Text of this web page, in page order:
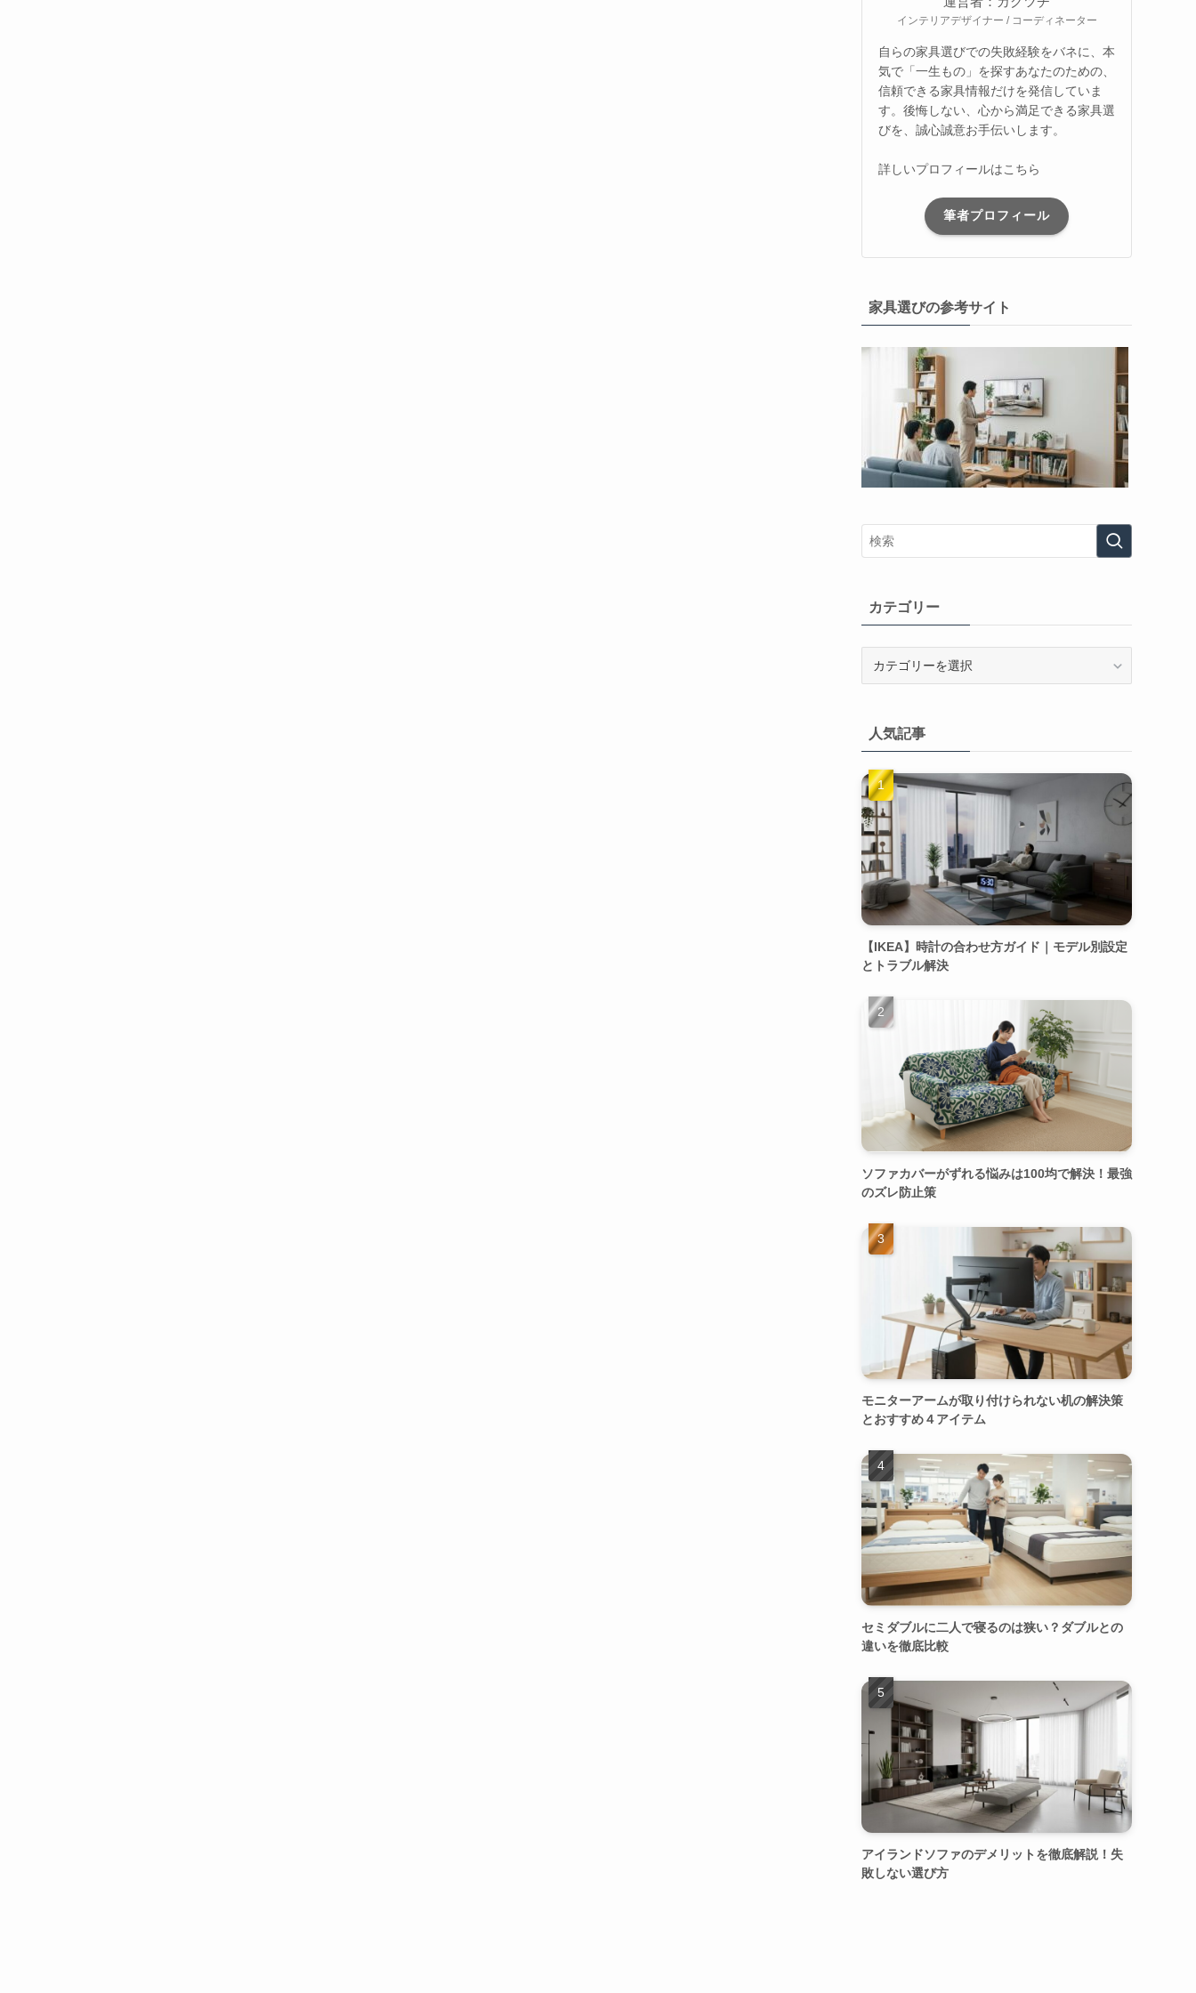
インテリアデザイナー / コーディネーター
自らの家具選びでの失敗経験をバネに、本
気で「一生もの」を探すあなたのための、
信頼できる家具情報だけを発信していま
す。後悔しない、心から満足できる家具選
びを、誠心誠意お手伝いします。
詳しいプロフィールはこちら
筆者プロフィール
家具選びの参考サイト
カテゴリー
ー人気記事
【IKEA】時計の合わせ方ガイド｜モデル別設定
とトラブル解決
ソファカバーがずれる悩みは100均で解決！最強
のズレ防止策
モニターアームが取り付けられない机の解決策
とおすすめ４アイテム
セミダブルに二人で寝るのは狭い？ダブルとの
違いを徹底比較
アイランドソファのデメリットを徹底解説！失
敗しない選び方